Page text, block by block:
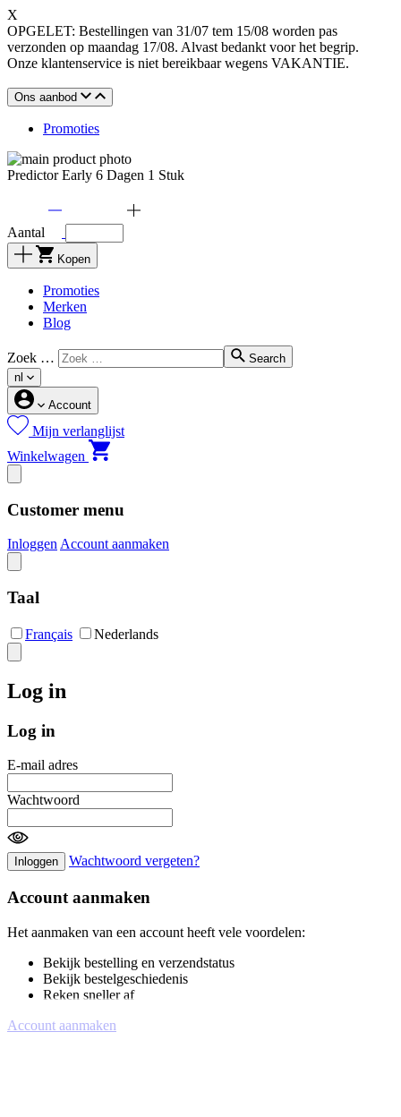
X
OPGELET: Bestellingen van 31/07 tem 15/08 worden pas
verzonden op maandag 17/08. Alvast bedankt voor het begrip.
Onze klantenservice is niet bereikbaar wegens VAKANTIE.
Ons aanbod
Promoties
Predictor Early 6 Dagen 1 Stuk
Aantal
Kopen
Promoties
Merken
Blog
Zoek …
Search
nl
Account
Mijn verlanglijst
Winkelwagen
Customer menu
InloggenAccount aanmaken
Taal
Français Nederlands
Log in
Log in
E-mail adres
Wachtwoord
Inloggen Wachtwoord vergeten?
Account aanmaken
Het aanmaken van een account heeft vele voordelen:
Bekijk bestelling en verzendstatus
Bekijk bestelgeschiedenis
Reken sneller af
Account aanmaken